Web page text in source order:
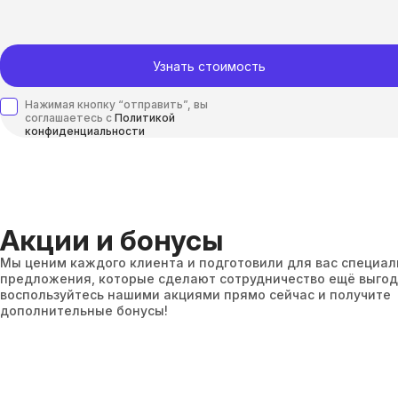
Узнать стоимость
Нажимая кнопку “отправить”, вы
соглашаетесь с Политикой
конфиденциальности
Акции и бонусы
Мы ценим каждого клиента и подготовили для вас
предложения, которые сделают сотрудничество ещё
воспользуйтесь нашими акциями прямо сейчас и получите
дополнительные бонусы!